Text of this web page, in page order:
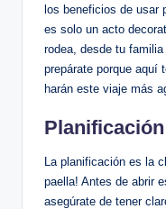
los beneficios de usar
es solo un acto
rodea, desde tu
prepárate porque aquí
harán este viaje más
La planificación es la
paella! Antes de abrir
asegúrate de tener